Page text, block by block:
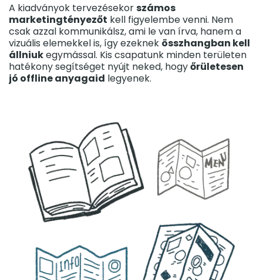
A kiadványok tervezésekorszámos
marketingtényezőt kell figyelembe venni. Nem
csak azzal kommunikálsz, ami le van írva, hanem a
vizuális elemekkel is, így ezeknek összhangban kell
állniukegymással. Kis csapatunk minden területen
hatékony segítséget nyújt neked, hogyőrületesen
jó offline anyagaid legyenek.